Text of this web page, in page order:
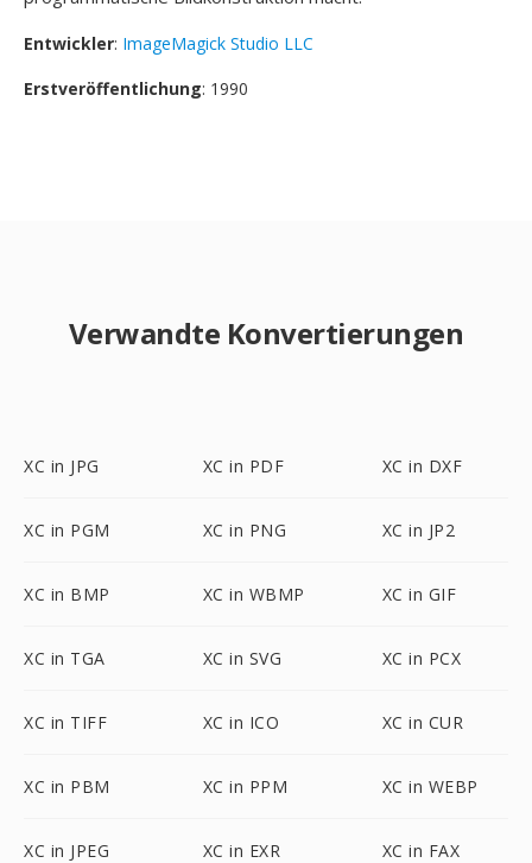
Entwickler: ImageMagick Studio LLC
Erstveröffentlichung: 1990
Verwandte Konvertierungen
XC in JPG XC in PDF XC in DXF
XC in PGM XC in PNG XC in JP2
XC in BMP XC in WBMP XC in GIF
XC in TGA XC in SVG XC in PCX
XC in TIFF XC in ICO XC in CUR
XC in PBM XC in PPM XC in WEBP
XC in JPEG XC in EXR XC in FAX